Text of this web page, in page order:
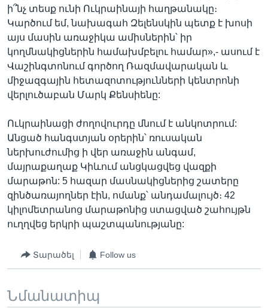
ի՞նչ տեսք ունի Ուկրաինայի հաղթանակը։
Կարծում եմ, նախագահ Զելենսկին պետք է խոսի
այս մասին առաջիկա ամիսներին՝ իր
կողմնակիցներին համախմբելու համար»,- ասում է
Վաշինգտոնում գործող Ռազմավարական և
միջազգային հետազոտությունների կենտրոնի
վերլուծաբան Մարկ Քենսիենը:
Ուկրաինացի ժողովուրդը մնում է անկոտրում:
Անցած հանգստյան օրերին՝ ռուսական
ներխուժումից ի վեր առաջին անգամ,
մայրաքաղաք Կիևում անցկացվեց վազքի
մարաթոն: 5 հազար մասնակիցներից շատերը
զինծառայողներ էին, ոմանք՝ անդամալույծ։ 42
կիլոմետրանոց մարաթոնից ստացված շահույթն
ուղղվեց երկրի պաշտպանությանը:
Տարածել Follow us
Նմանատիպ